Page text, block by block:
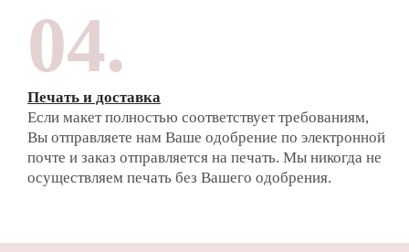
04.
Печать и доставка
Если макет полностью соответствует требованиям,
Вы отправляете нам Ваше одобрение по электронной
почте и заказ отправляется на печать. Мы никогда не
осуществляем печать без Вашего одобрения.